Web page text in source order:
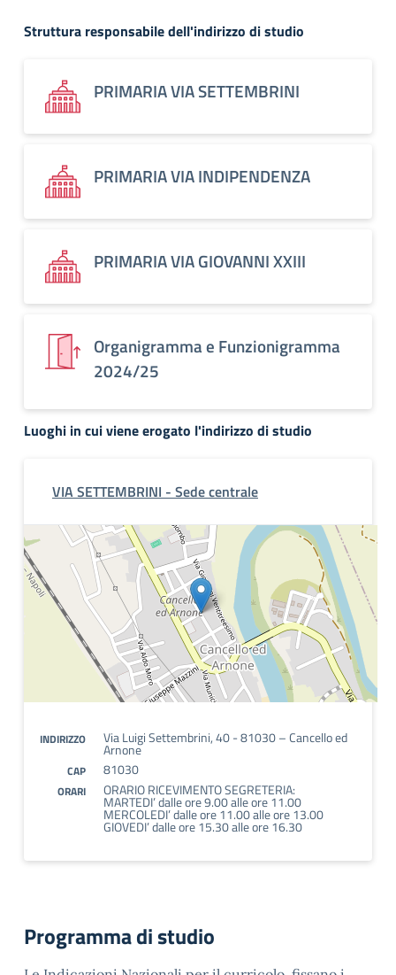
Struttura responsabile dell'indirizzo di studio
PRIMARIA VIA SETTEMBRINI
PRIMARIA VIA INDIPENDENZA
PRIMARIA VIA GIOVANNI XXIII
Organigramma e Funzionigramma
2024/25
Luoghi in cui viene erogato l'indirizzo di studio
VIA SETTEMBRINI - Sede centrale
INDIRIZZO Via Luigi Settembrini, 40 - 81030 – Cancello ed
Arnone
CAP 81030
ORARI ORARIO RICEVIMENTO SEGRETERIA:
MARTEDI’ dalle ore 9.00 alle ore 11.00
MERCOLEDI’ dalle ore 11.00 alle ore 13.00
GIOVEDI’ dalle ore 15.30 alle ore 16.30
Programma di studio